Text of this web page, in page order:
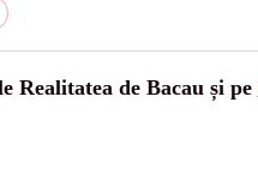
Realitatea de Bacau și pe